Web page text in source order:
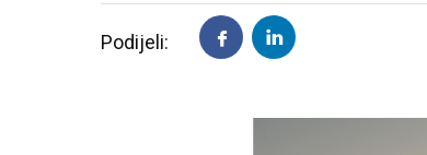
Podijeli: